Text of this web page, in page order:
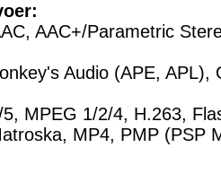
AAC+/Parametric
Audio (APE, APL),
MPEG 1/2/4, H.263,
MP4, PMP (PSP